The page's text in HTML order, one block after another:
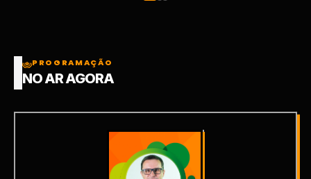
PROGRAMAÇÃO
NO AR AGORA